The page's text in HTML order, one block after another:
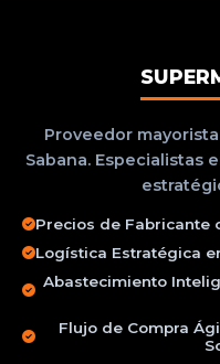
Proveedor
Sabana. Especialistas
Precios de Fabricante
Logística Estratégica
Abastecimiento
Flujo de Compra